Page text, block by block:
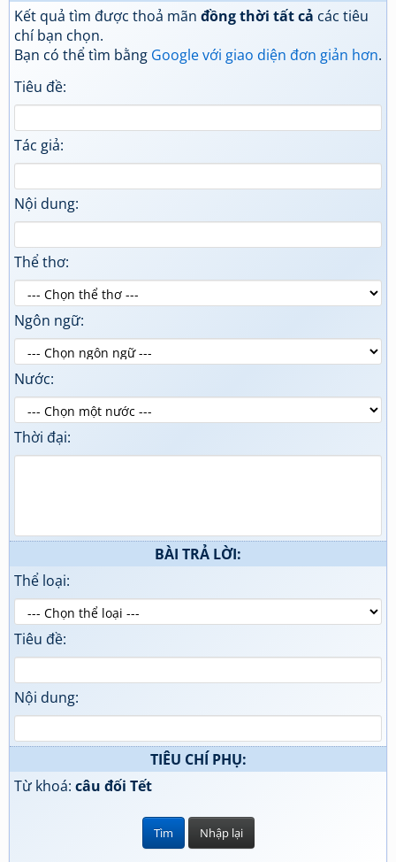
Kết quả tìm được thoả mãn đồng thời tất cả các tiêu
chí bạn chọn.
Bạn có thể tìm bằng Google với giao diện đơn giản hơn.
Tiêu đề:
Tác giả:
Nội dung:
Thể thơ:
Ngôn ngữ:
Nước:
Thời đại:
BÀI TRẢ LỜI:
Thể loại:
Tiêu đề:
Nội dung:
TIÊU CHÍ PHỤ:
Từ khoá: câu đối Tết